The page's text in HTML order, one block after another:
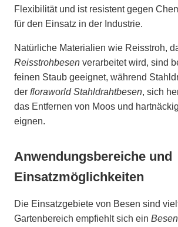
Flexibilität und ist resistent gegen
für den Einsatz in der Industrie.
Natürliche Materialien wie Reisstroh,
Reisstrohbesen verarbeitet wird, sind
feinen Staub geeignet, während
der floraworld Stahldrahtbesen, sich
das Entfernen von Moos und
eignen.
Anwendungsbereiche und
Einsatzmöglichkeiten
Die Einsatzgebiete von Besen sind
Gartenbereich empfiehlt sich ein